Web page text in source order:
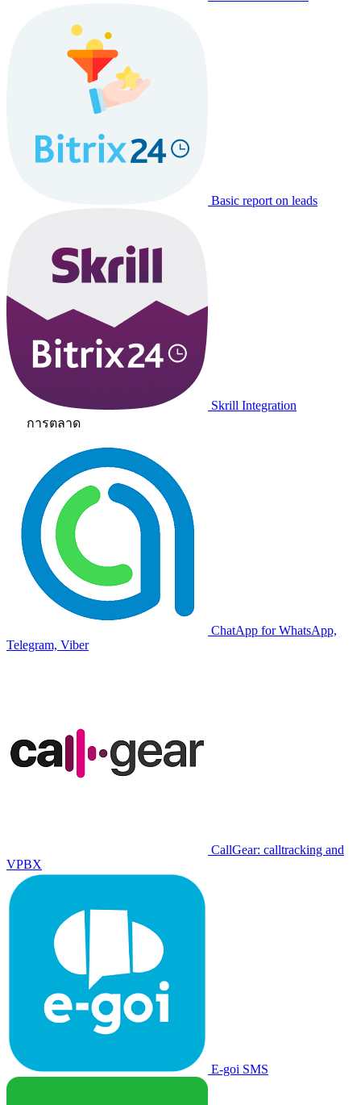
Basic report on leads
Skrill Integration
การตลาด
ChatApp for WhatsApp,
Telegram, Viber
CallGear: calltracking and
VPBX
E-goi SMS